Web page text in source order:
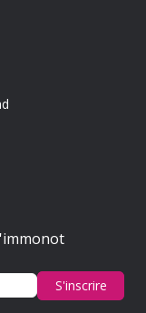
S'inscrire